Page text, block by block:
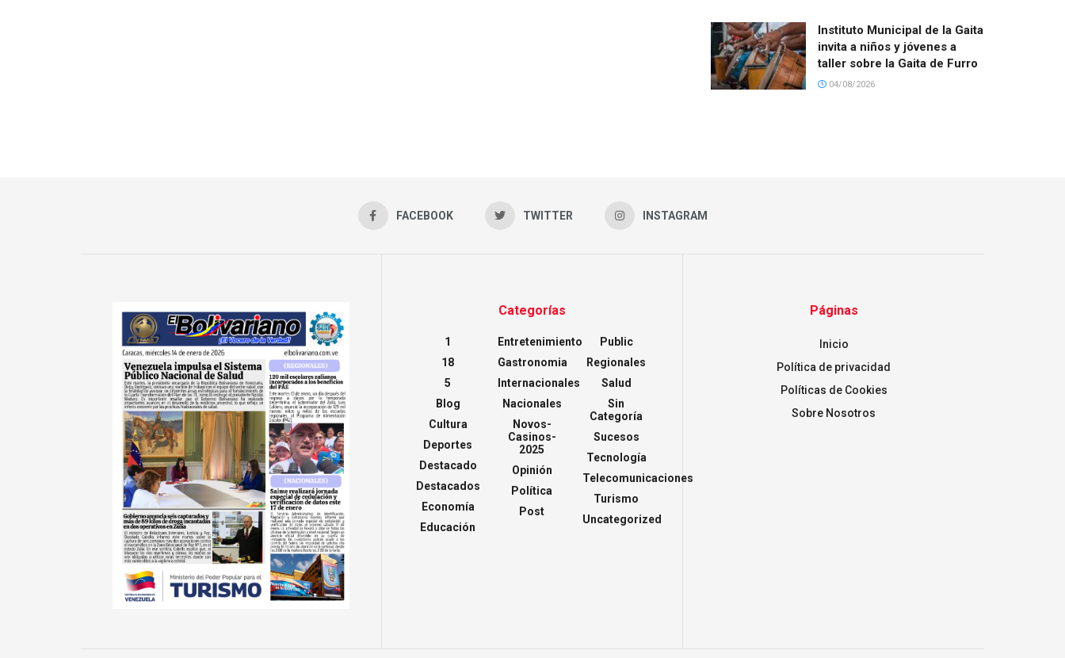
Instituto Municipal de la Gaita
invita a niños y jóvenes a
taller sobre la Gaita de Furro
04/08/2026
FACEBOOK TWITTER INSTAGRAM
Categorías
1
18
5
Blog
Cultura
Deportes
Destacado
Destacados
Economía
Educación
Entretenimiento
Gastronomia
Internacionales
Nacionales
Novos-
Casinos-
2025
Opinión
Política
Post
Public
Regionales
Salud
Sin
Categoría
Sucesos
Tecnología
Telecomunicaciones
Turismo
Uncategorized
Páginas
Inicio
Política de privacidad
Políticas de Cookies
Sobre Nosotros